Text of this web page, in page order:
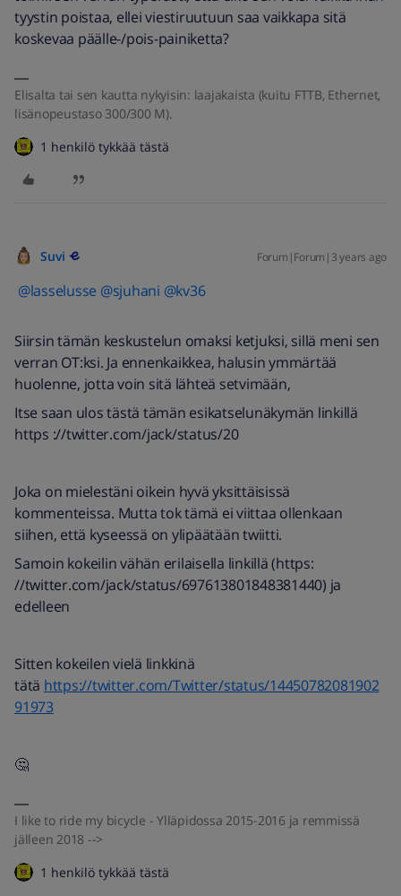
tyystin poistaa, ellei viestiruutuun saa vaikkapa sitä
koskevaa päälle-/pois-painiketta?
Elisalta tai sen kautta nykyisin: laajakaista (kuitu FTTB, Ethernet,
lisänopeustaso 300/300 M).
1 henkilö tykkää tästä
Suvi Forum|Forum|3 years ago
@lasselusse @sjuhani @kv36
Siirsin tämän keskustelun omaksi ketjuksi, sillä meni sen
verran OT:ksi. Ja ennenkaikkea, halusin ymmärtää
huolenne, jotta voin sitä lähteä setvimään,
Itse saan ulos tästä tämän esikatselunäkymän linkillä
https ://twitter.com/jack/status/20
Joka on mielestäni oikein hyvä yksittäisissä
kommenteissa. Mutta tok tämä ei viittaa ollenkaan
siihen, että kyseessä on ylipäätään twiitti.
Samoin kokeilin vähän erilaisella linkillä (https:
//twitter.com/jack/status/697613801848381440) ja
edelleen
Sitten kokeilen vielä linkkinä
tätä https://twitter.com/Twitter/status/14450782081902
91973
🤔
I like to ride my bicycle - Ylläpidossa 2015-2016 ja remmissä
jälleen 2018 -->
1 henkilö tykkää tästä